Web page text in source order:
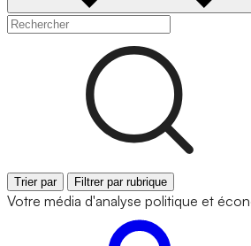
Trier par Filtrer par rubrique
Votre média d'analyse politique et